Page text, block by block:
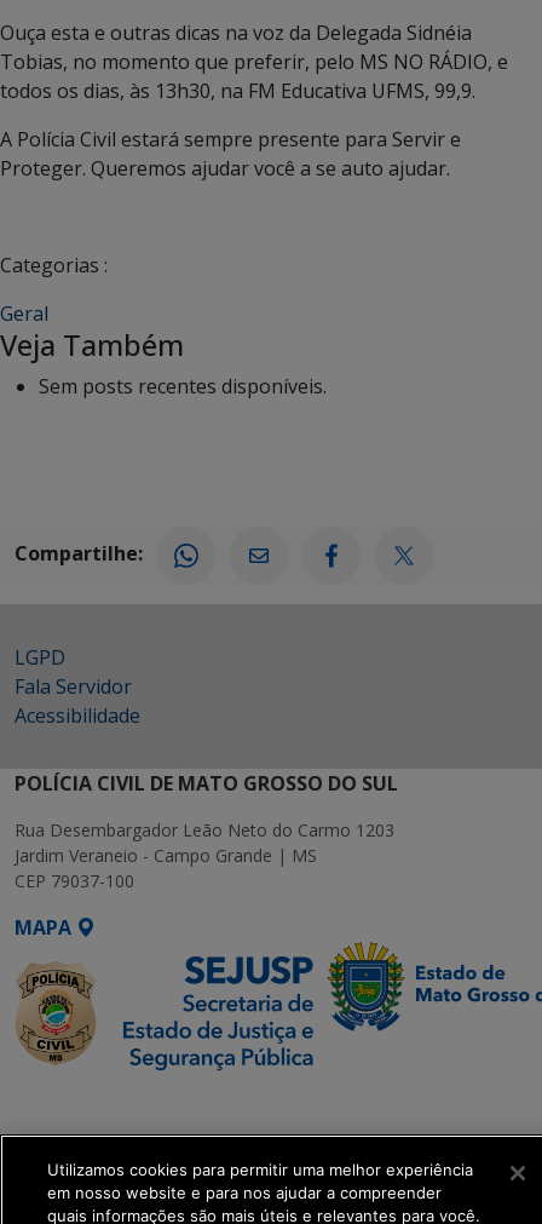
Ouça esta e outras dicas na voz da Delegada Sidnéia
Tobias, no momento que preferir, pelo MS NO RÁDIO, e
todos os dias, às 13h30, na FM Educativa UFMS, 99,9.
A Polícia Civil estará sempre presente para Servir e
Proteger. Queremos ajudar você a se auto ajudar.
Categorias :
Geral
Veja Também
Sem posts recentes disponíveis.
Compartilhe:
LGPD
Fala Servidor
Acessibilidade
POLÍCIA CIVIL DE MATO GROSSO DO SUL
Rua Desembargador Leão Neto do Carmo 1203
Jardim Veraneio - Campo Grande | MS
CEP 79037-100
MAPA
Executiva de
Transformação Digital
Utilizamos cookies para permitir uma melhor experiência
em nosso website e para nos ajudar a compreender
quais informações são mais úteis e relevantes para você.